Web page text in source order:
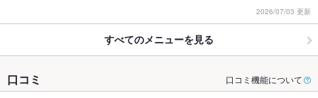
2026/07/03 更新
すべてのメニューを見る
口コミ 口コミ機能について